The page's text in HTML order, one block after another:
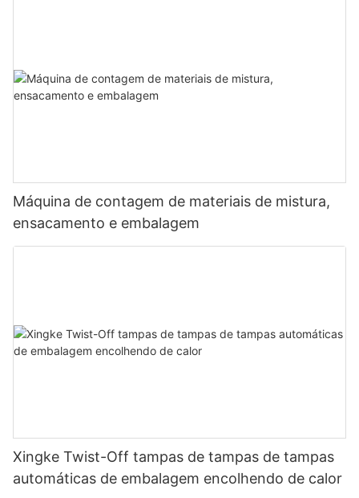
Máquina de contagem de materiais de mistura,
ensacamento e embalagem
Xingke Twist-Off tampas de tampas de tampas
automáticas de embalagem encolhendo de calor